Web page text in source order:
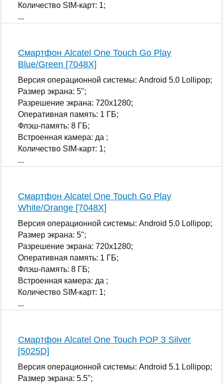
Количество SIM-карт: 1;
...
Смартфон Alcatel One Touch Go Play
Blue/Green [7048X]
Версия операционной системы: Android 5.0 Lollipop;
Размер экрана: 5";
Разрешение экрана: 720x1280;
Оперативная память: 1 ГБ;
Флэш-память: 8 ГБ;
Встроенная камера: да ;
Количество SIM-карт: 1;
...
Смартфон Alcatel One Touch Go Play
White/Orange [7048X]
Версия операционной системы: Android 5.0 Lollipop;
Размер экрана: 5";
Разрешение экрана: 720x1280;
Оперативная память: 1 ГБ;
Флэш-память: 8 ГБ;
Встроенная камера: да ;
Количество SIM-карт: 1;
...
Смартфон Alcatel One Touch POP 3 Silver
[5025D]
Версия операционной системы: Android 5.1 Lollipop;
Размер экрана: 5.5";